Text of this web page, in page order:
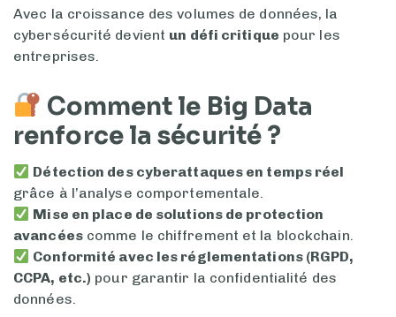
Avec la croissance des volumes de données, la
cybersécurité devient un défi critique pour les
entreprises.
Comment le Big Data
renforce la sécurité ?
Détection des cyberattaques en temps réel
grâce à l’analyse comportementale.
Mise en place de solutions de protection
avancéescomme le chiffrement et la blockchain.
Conformité avec les réglementations (RGPD,
CCPA, etc.) pour garantir la confidentialité des
données.